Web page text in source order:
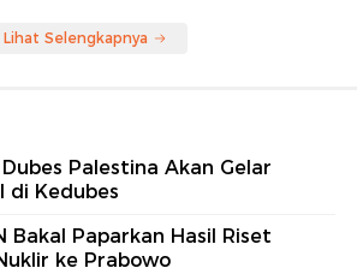
Lihat Selengkapnya
Palestina Akan Gelar
di Kedubes
Bakal Paparkan Hasil Riset
ke Prabowo